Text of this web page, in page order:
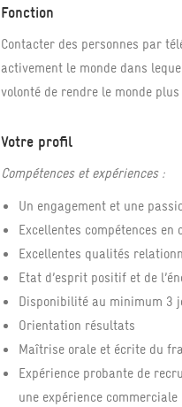
Fonction
Contacter des personnes par
activement le monde dans
volonté de rendre le monde
Votre profil
Compétences et expériences :
Un engagement et une
Excellentes compétences
Excellentes qualités
Etat d’esprit positif et de
Disponibilité au minimum 3
Orientation résultats
Maîtrise orale et écrite du
Expérience probante de
une expérience